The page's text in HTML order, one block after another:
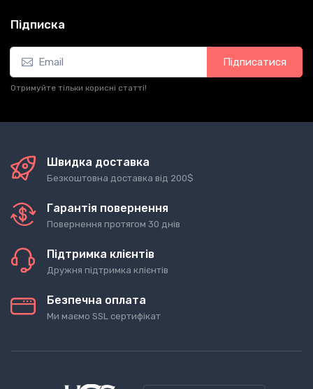
Підписка
Підписатися
Отримуйте тільки корисні статті!
Швидка доставка
Безкоштовна доставка від 200$
Гарантія повернення
Повернення протягом 30 днів
Підтримка клієнтів
Дружня підтримка клієнтів
Безпечна оплата
Ми маємо SSL сертифікат